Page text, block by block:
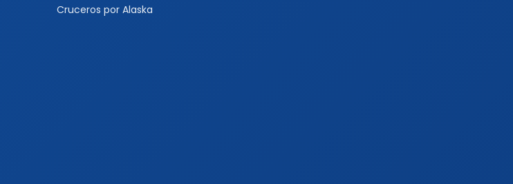
Cruceros por Alaska